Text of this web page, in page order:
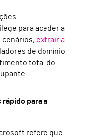
para aceder a
cenários, extrair a
de domínio
total do
rápido para a
refere que